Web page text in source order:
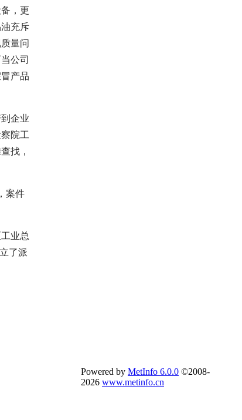
，更
充斥
量问
公司
产品
企业
院工
找，
案件
业总
了派
Powered by MetInfo 6.0.0 ©2008-
2026 www.metinfo.cn